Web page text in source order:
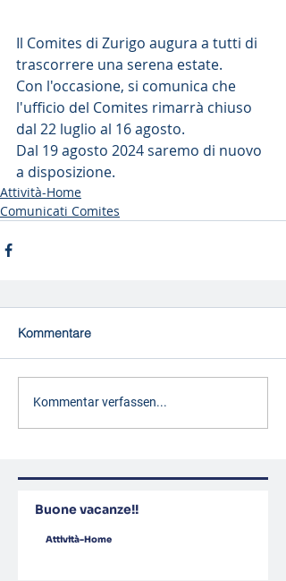
Il Comites di Zurigo augura a tutti di
trascorrere una serena estate.
Con l'occasione, si comunica che
l'ufficio del Comites rimarrà chiuso
dal 22 luglio al 16 agosto.
Dal 19 agosto 2024 saremo di nuovo
a disposizione.
Attività-Home
Comunicati Comites
Kommentare
Kommentar verfassen...
Buone vacanze!!
Attività-Home